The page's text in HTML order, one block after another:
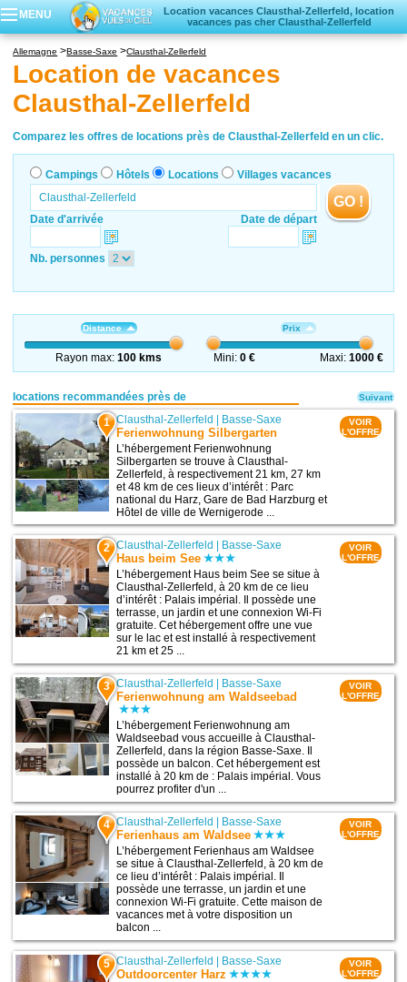
MENU
Location vacances Clausthal-Zellerfeld, location
vacances pas cher Clausthal-Zellerfeld
Locations vacances
Villages vacances
Allemagne Basse-Saxe Clausthal-Zellerfeld
Location de vacances
Clausthal-Zellerfeld
Comparez les offres de locations près de Clausthal-Zellerfeld en un clic.
Campings Hôtels Locations Villages vacances
Date d'arrivée Date de départ
GO !
Nb. personnes
Distance
Rayon max:100 kms
Prix
Mini:0 € Maxi: 1000 €
locations recommandées près de
1 Clausthal-Zellerfeld | Basse-Saxe
Ferienwohnung Silbergarten
L’hébergement Ferienwohnung
Silbergarten se trouve à Clausthal-
Zellerfeld, à respectivement 21 km, 27 km
et 48 km de ces lieux d’intérêt : Parc
national du Harz, Gare de Bad Harzburg et
Hôtel de ville de Wernigerode ...
VOIR
L'OFFRE
2 Clausthal-Zellerfeld Basse-Saxe
Haus beim See
L’hébergement Haus beim See se situe à
Clausthal-Zellerfeld, à 20 km de ce lieu
d’intérêt : Palais impérial. Il possède une
terrasse, un jardin et une connexion Wi-Fi
gratuite. Cet hébergement offre une vue
sur le lac et est installé à respectivement
21 km et 25 ...
VOIR
L'OFFRE
3 Clausthal-Zellerfeld Basse-Saxe
Ferienwohnung am Waldseebad
L’hébergement Ferienwohnung am
Waldseebad vous accueille à Clausthal-
Zellerfeld, dans la région Basse-Saxe. Il
possède un balcon. Cet hébergement est
installé à 20 km de : Palais impérial. Vous
pourrez profiter d'un ...
VOIR
L'OFFRE
4 Clausthal-Zellerfeld Basse-Saxe
Ferienhaus am Waldsee
L’hébergement Ferienhaus am Waldsee
se situe à Clausthal-Zellerfeld, à 20 km de
ce lieu d’intérêt : Palais impérial. Il
possède une terrasse, un jardin et une
connexion Wi-Fi gratuite. Cette maison de
vacances met à votre disposition un
balcon ...
VOIR
L'OFFRE
5 Clausthal-Zellerfeld | Basse-Saxe
Outdoorcenter Harz
VOIR
L'OFFRE
Suivant